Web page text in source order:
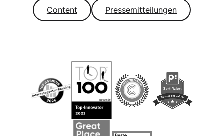
Content Pressemitteilungen